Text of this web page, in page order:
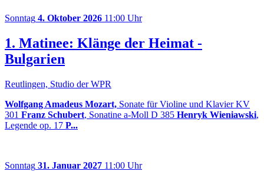
Sonntag 4. Oktober 2026 11:00 Uhr
1. Matinee: Klänge der Heimat -
Bulgarien
Reutlingen, Studio der WPR
Wolfgang Amadeus Mozart, Sonate für Violine und Klavier KV
301 Franz Schubert, Sonatine a-Moll D 385 Henryk Wieniawski,
Legende op. 17 P...
Sonntag 31. Januar 2027 11:00 Uhr